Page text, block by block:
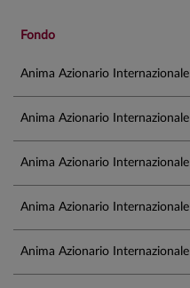
Fondo
Anima Azionario Internazionale
Anima Azionario Internazionale
Anima Azionario Internazionale
Anima Azionario Internazionale
Anima Azionario Internazionale